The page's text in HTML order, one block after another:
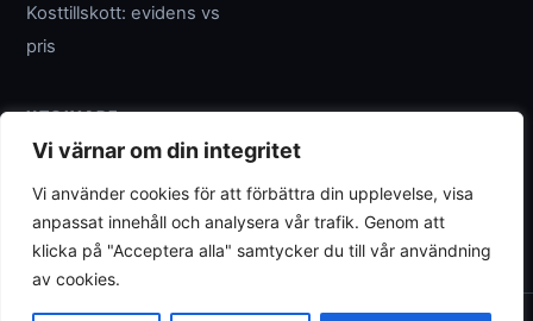
Vi värnar om din integritet
Vi använder cookies för att förbättra din upplevelse, visa
anpassat innehåll och analysera vår trafik. Genom att
klicka på "Acceptera alla" samtycker du till vår användning
av cookies.
Kosttillskott: evidens vs
pris
UTGIVARE
Umpteenth Media
Org.nr 559183-3313
wave@umpteenth.media